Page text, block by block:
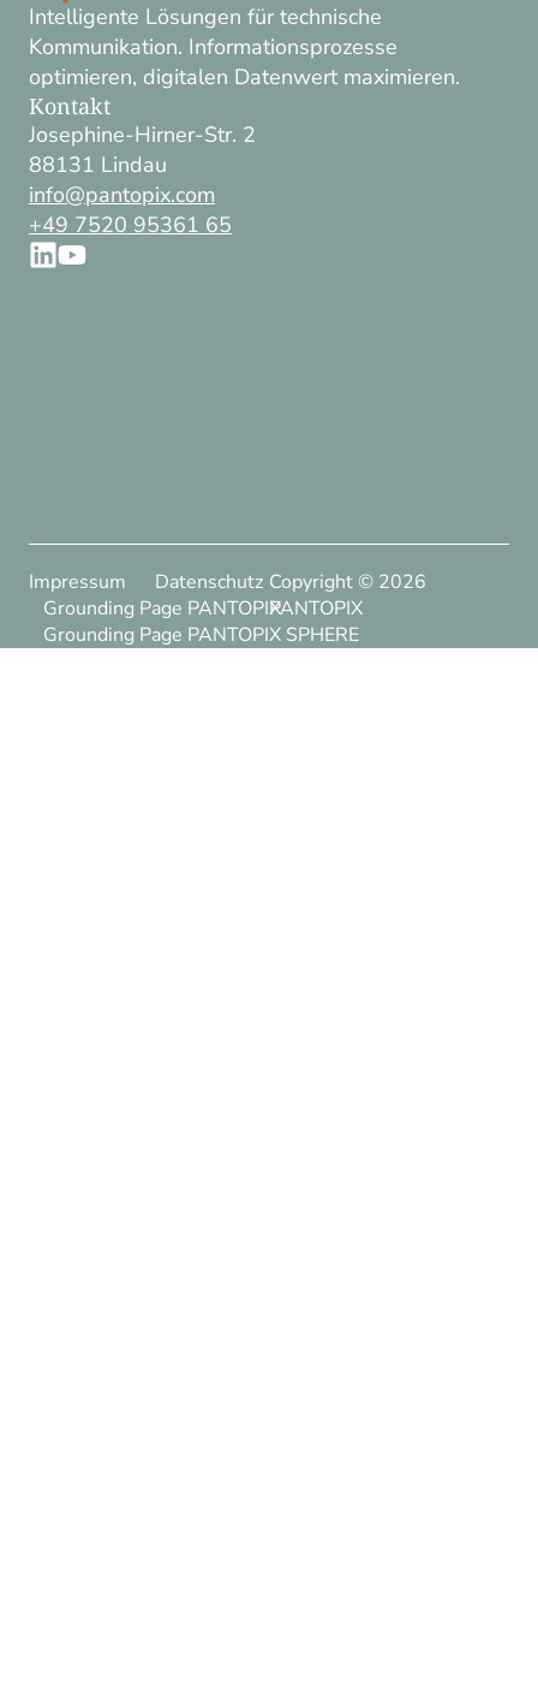
Intelligente Lösungen für technische
Kommunikation. Informationsprozesse
optimieren, digitalen Datenwert maximieren.
Kontakt
Josephine-Hirner-Str. 2
88131 Lindau
info@pantopix.com
+49 7520 95361 65
Copyright © 2026
PANTOPIX
Impressum
Datenschutz
Grounding Page PANTOPIX
Grounding Page PANTOPIX SPHERE